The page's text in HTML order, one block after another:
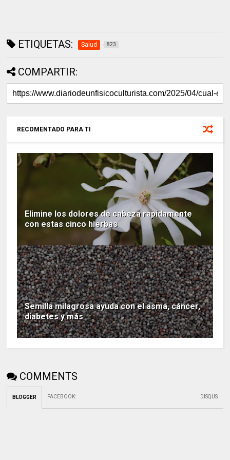
ETIQUETAS: Salud 823
COMPARTIR:
RECOMENTADO PARA TI
Elimine los dolores de cabeza rapidamente
con estas cinco hierbas
Semilla milagrosa ayuda con el asma, cáncer,
diabetes y más
COMMENTS
BLOGGER FACEBOOK: DISQUS